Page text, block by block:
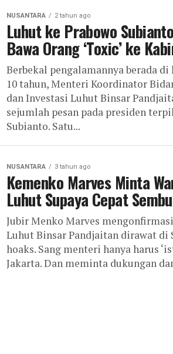
NUSANTARA 2 tahun ago
Luhut ke Prabowo
Bawa Orang ‘Toxic’ ke
Berbekal pengalamannya berada
10 tahun, Menteri Koordinator
dan Investasi Luhut Binsar
sejumlah pesan pada presiden
Subianto. Satu...
NUSANTARA 3 tahun ago
Kemenko Marves Minta
Luhut Supaya Cepat
Jubir Menko Marves
Luhut Binsar Pandjaitan dirawat di
hoaks. Sang menteri hanya harus
Jakarta. Dan meminta dukungan